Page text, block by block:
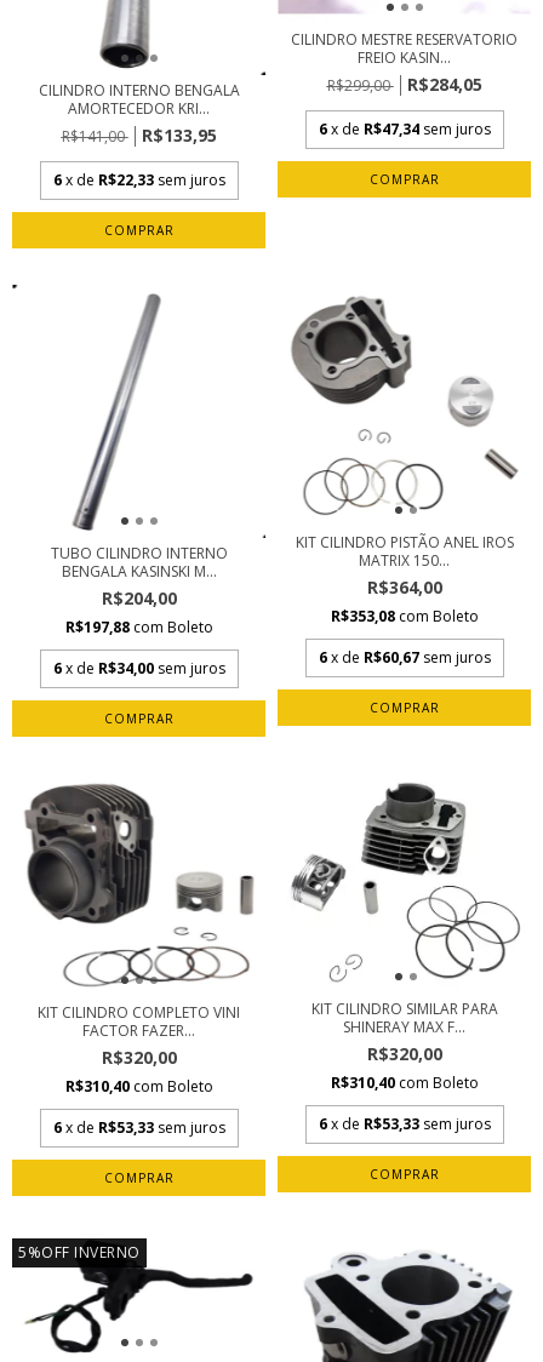
CILINDRO INTERNO BENGALA
AMORTECEDOR KRI...
R$141,00
R$133,95
6 x de R$22,33 sem juros
CILINDRO MESTRE RESERVATORIO
FREIO KASIN...
R$299,00
R$284,05
6 x de R$47,34 sem juros
TUBO CILINDRO INTERNO
BENGALA KASINSKI M...
R$204,00
R$197,88 com Boleto
6 x de R$34,00 sem juros
KIT CILINDRO PISTÃO ANEL IROS
MATRIX 150...
R$364,00
R$353,08 com Boleto
6 x de R$60,67 sem juros
KIT CILINDRO COMPLETO VINI
FACTOR FAZER...
R$320,00
R$310,40 com Boleto
6 x de R$53,33 sem juros
KIT CILINDRO SIMILAR PARA
SHINERAY MAX F...
R$320,00
R$310,40 com Boleto
6 x de R$53,33 sem juros
5%OFF INVERNO